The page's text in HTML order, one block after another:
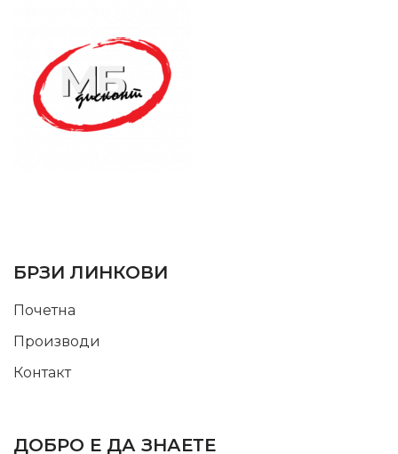
БРЗИ ЛИНКОВИ
Почетна
Производи
Контакт
ДОБРО Е ДА ЗНАЕТЕ